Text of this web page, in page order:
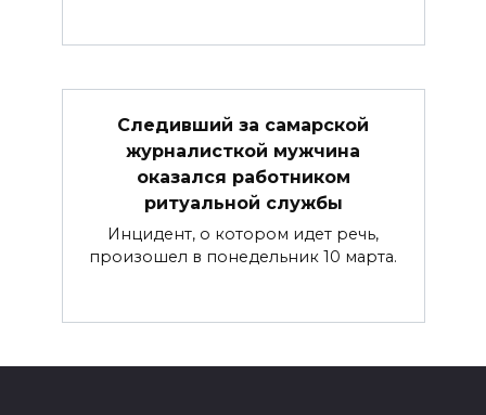
Следивший за самарской
журналисткой мужчина
оказался работником
ритуальной службы
Инцидент, о котором идет речь,
произошел в понедельник 10 марта.